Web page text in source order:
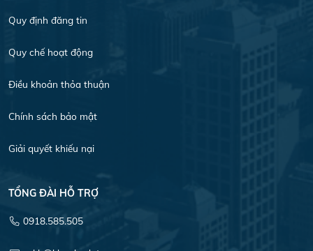
Quy định đăng tin
Quy chế hoạt động
Điều khoản thỏa thuận
Chính sách bảo mật
Giải quyết khiếu nại
TỔNG ĐÀI HỖ TRỢ
0918.585.505